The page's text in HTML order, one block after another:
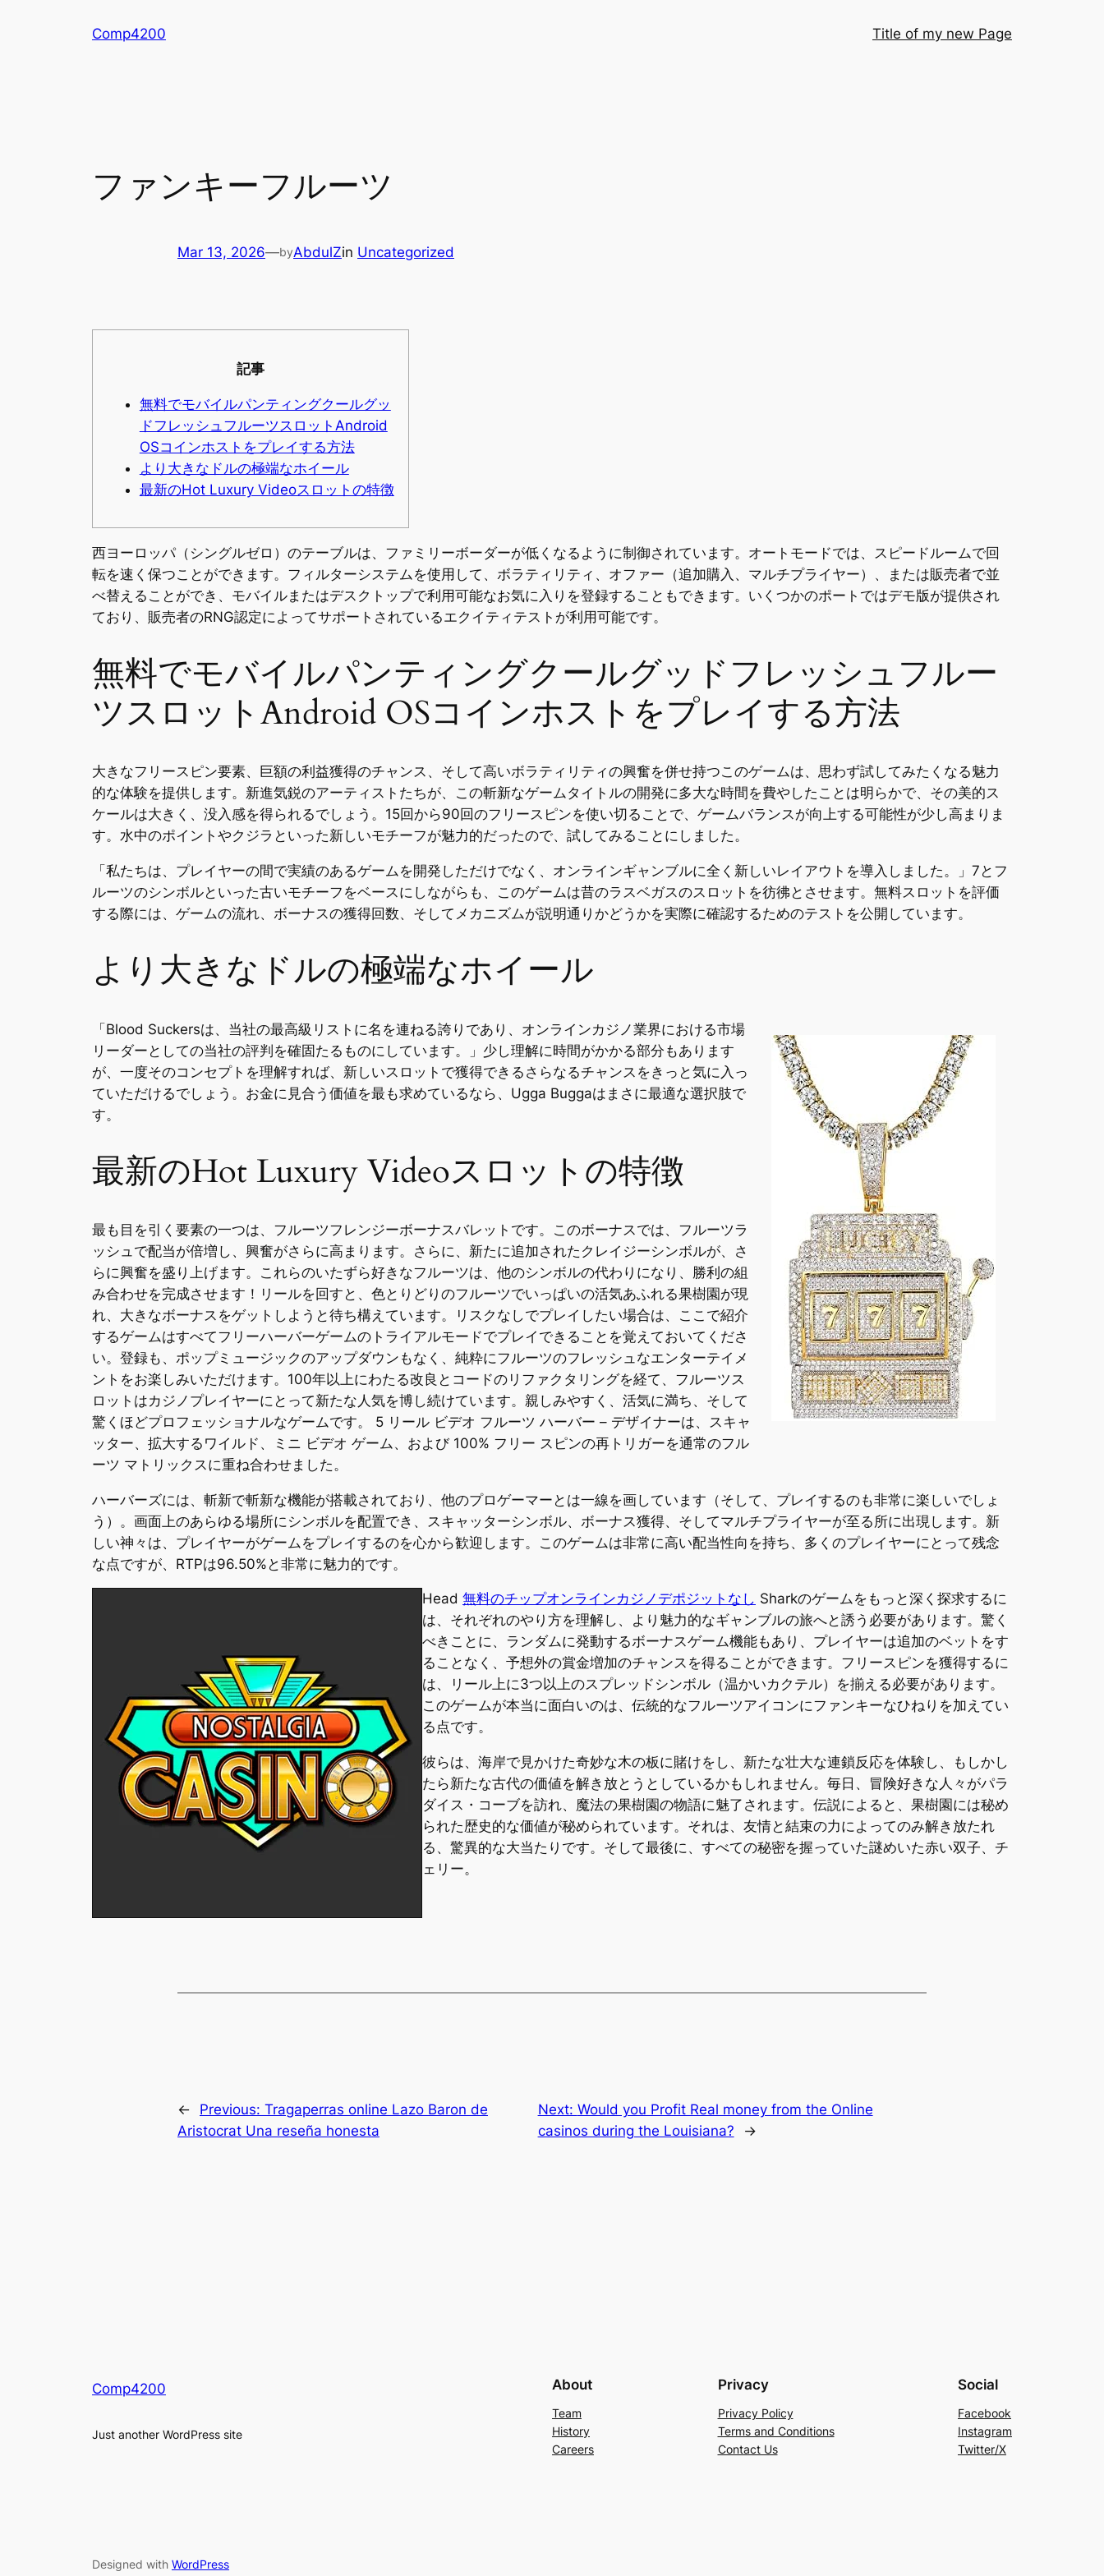
Comp4200 Title of my new Page
ファンキーフルーツ
Mar 13, 2026—byAbdulZin Uncategorized
記事
無料でモバイルパンティングクールグッ
ドフレッシュフルーツスロットAndroid
OSコインホストをプレイする方法
より大きなドルの極端なホイール
最新のHot Luxury Videoスロットの特徴
西ヨーロッパ（シングルゼロ）のテーブルは、ファミリーボーダーが低くなるように制御されています。オートモードでは、スピードルームで回
転を速く保つことができます。フィルターシステムを使用して、ボラティリティ、オファー（追加購入、マルチプライヤー）、または販売者で並
べ替えることができ、モバイルまたはデスクトップで利用可能なお気に入りを登録することもできます。いくつかのポートではデモ版が提供され
ており、販売者のRNG認定によってサポートされているエクイティテストが利用可能です。
無料でモバイルパンティングクールグッドフレッシュフルー
ツスロットAndroid OSコインホストをプレイする方法
大きなフリースピン要素、巨額の利益獲得のチャンス、そして高いボラティリティの興奮を併せ持つこのゲームは、思わず試してみたくなる魅力
的な体験を提供します。新進気鋭のアーティストたちが、この斬新なゲームタイトルの開発に多大な時間を費やしたことは明らかで、その美的ス
ケールは大きく、没入感を得られるでしょう。15回から90回のフリースピンを使い切ることで、ゲームバランスが向上する可能性が少し高まりま
す。水中のポイントやクジラといった新しいモチーフが魅力的だったので、試してみることにしました。
「私たちは、プレイヤーの間で実績のあるゲームを開発しただけでなく、オンラインギャンブルに全く新しいレイアウトを導入しました。」7とフ
ルーツのシンボルといった古いモチーフをベースにしながらも、このゲームは昔のラスベガスのスロットを彷彿とさせます。無料スロットを評価
する際には、ゲームの流れ、ボーナスの獲得回数、そしてメカニズムが説明通りかどうかを実際に確認するためのテストを公開しています。
より大きなドルの極端なホイール
「Blood Suckersは、当社の最高級リストに名を連ねる誇りであり、オンラインカジノ業界における市場
リーダーとしての当社の評判を確固たるものにしています。」少し理解に時間がかかる部分もあります
が、一度そのコンセプトを理解すれば、新しいスロットで獲得できるさらなるチャンスをきっと気に入っ
ていただけるでしょう。お金に見合う価値を最も求めているなら、Ugga Buggaはまさに最適な選択肢で
す。
最新のHot Luxury Videoスロットの特徴
最も目を引く要素の一つは、フルーツフレンジーボーナスバレットです。このボーナスでは、フルーツラ
ッシュで配当が倍増し、興奮がさらに高まります。さらに、新たに追加されたクレイジーシンボルが、さ
らに興奮を盛り上げます。これらのいたずら好きなフルーツは、他のシンボルの代わりになり、勝利の組
み合わせを完成させます！リールを回すと、色とりどりのフルーツでいっぱいの活気あふれる果樹園が現
れ、大きなボーナスをゲットしようと待ち構えています。リスクなしでプレイしたい場合は、ここで紹介
するゲームはすべてフリーハーバーゲームのトライアルモードでプレイできることを覚えておいてくださ
い。登録も、ポップミュージックのアップダウンもなく、純粋にフルーツのフレッシュなエンターテイメ
ントをお楽しみいただけます。100年以上にわたる改良とコードのリファクタリングを経て、フルーツス
ロットはカジノプレイヤーにとって新たな人気を博し続けています。親しみやすく、活気に満ち、そして
驚くほどプロフェッショナルなゲームです。 5 リール ビデオ フルーツ ハーバー – デザイナーは、スキャ
ッター、拡大するワイルド、ミニ ビデオ ゲーム、および 100% フリー スピンの再トリガーを通常のフル
ーツ マトリックスに重ね合わせました。
ハーバーズには、斬新で斬新な機能が搭載されており、他のプロゲーマーとは一線を画しています（そして、プレイするのも非常に楽しいでしょ
う）。画面上のあらゆる場所にシンボルを配置でき、スキャッターシンボル、ボーナス獲得、そしてマルチプライヤーが至る所に出現します。新
しい神々は、プレイヤーがゲームをプレイするのを心から歓迎します。このゲームは非常に高い配当性向を持ち、多くのプレイヤーにとって残念
な点ですが、RTPは96.50%と非常に魅力的です。
Head 無料のチップオンラインカジノデポジットなし Sharkのゲームをもっと深く探求するに
は、それぞれのやり方を理解し、より魅力的なギャンブルの旅へと誘う必要があります。驚く
べきことに、ランダムに発動するボーナスゲーム機能もあり、プレイヤーは追加のベットをす
ることなく、予想外の賞金増加のチャンスを得ることができます。フリースピンを獲得するに
は、リール上に3つ以上のスプレッドシンボル（温かいカクテル）を揃える必要があります。
このゲームが本当に面白いのは、伝統的なフルーツアイコンにファンキーなひねりを加えてい
る点です。
彼らは、海岸で見かけた奇妙な木の板に賭けをし、新たな壮大な連鎖反応を体験し、もしかし
たら新たな古代の価値を解き放とうとしているかもしれません。毎日、冒険好きな人々がパラ
ダイス・コーブを訪れ、魔法の果樹園の物語に魅了されます。伝説によると、果樹園には秘め
られた歴史的な価値が秘められています。それは、友情と結束の力によってのみ解き放たれ
る、驚異的な大当たりです。そして最後に、すべての秘密を握っていた謎めいた赤い双子、チ
ェリー。
← Previous: Tragaperras online Lazo Baron de
Aristocrat Una reseña honesta
Next: Would you Profit Real money from the Online
casinos during the Louisiana?
→
Comp4200
Just another WordPress site
About
Team
History
Careers
Privacy
Privacy Policy
Terms and Conditions
Contact Us
Social
Facebook
Instagram
Twitter/X
Designed with WordPress